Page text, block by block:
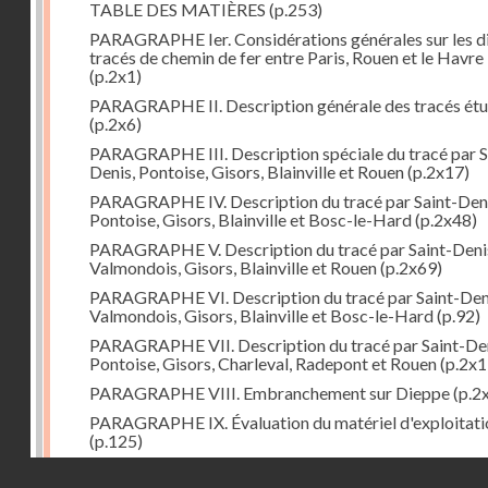
TABLE DES MATIÈRES (p.253)
PARAGRAPHE Ier. Considérations générales sur les
tracés de chemin de fer entre Paris, Rouen et le Havre
(p.2x1)
PARAGRAPHE II. Description générale des tracés
(p.2x6)
PARAGRAPHE III. Description spéciale du tracé par
Denis, Pontoise, Gisors, Blainville et Rouen(p.2x17)
PARAGRAPHE IV. Description du tracé par Saint-
Pontoise, Gisors, Blainville et Bosc-le-Hard(p.2x48)
PARAGRAPHE V. Description du tracé par Saint-
Valmondois, Gisors, Blainville et Rouen(p.2x69)
PARAGRAPHE VI. Description du tracé par Saint-
Valmondois, Gisors, Blainville et Bosc-le-Hard(p.92)
PARAGRAPHE VII. Description du tracé par Saint-
Pontoise, Gisors, Charleval, Radepont et Rouen
PARAGRAPHE VIII. Embranchement sur Dieppe
PARAGRAPHE IX. Évaluation du matériel
(p.125)